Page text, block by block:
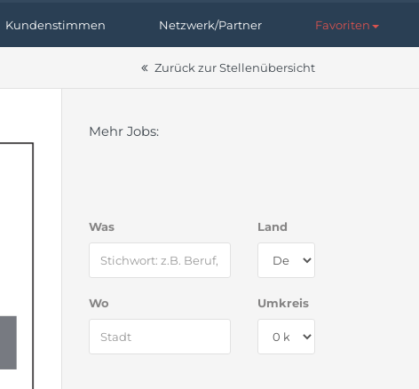
Kundenstimmen Netzwerk/Partner Favoriten
Zurück zur Stellenübersicht
Mehr Jobs:
Was Land
Wo Umkreis